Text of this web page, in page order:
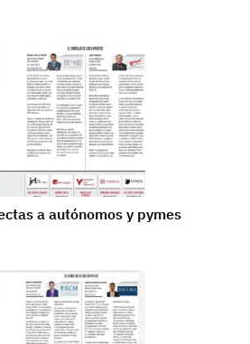
a autónomos y pymes